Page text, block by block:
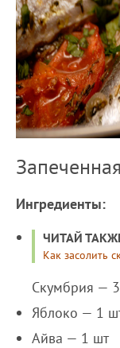
Ингредиенты:
ЧИТАЙ
Как засолить
Скумбрия —
Яблоко — 1
Айва — 1 шт